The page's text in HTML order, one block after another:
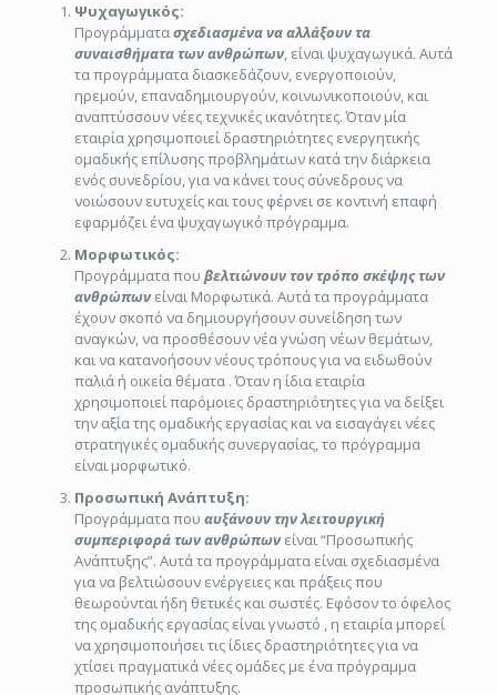
Ψυχαγωγικός:
Προγράμματασχεδιασμένα να αλλάξουν τα
συναισθήματα των ανθρώπων, είναι ψυχαγωγικά. Αυτά
τα προγράμματα διασκεδάζουν, ενεργοποιούν,
ηρεμούν, επαναδημιουργούν, κοινωνικοποιούν, και
αναπτύσσουν νέες τεχνικές ικανότητες. Όταν μία
εταιρία χρησιμοποιεί δραστηριότητες ενεργητικής
ομαδικής επίλυσης προβλημάτων κατά την διάρκεια
ενός συνεδρίου, για να κάνει τους σύνεδρους να
νοιώσουν ευτυχείς και τους φέρνει σε κοντινή επαφή
εφαρμόζει ένα ψυχαγωγικό πρόγραμμα.
Μορφωτικός:
Προγράμματα που βελτιώνουν τον τρόπο σκέψης των
ανθρώπωνείναι Μορφωτικά. Αυτά τα προγράμματα
έχουν σκοπό να δημιουργήσουν συνείδηση των
αναγκών, να προσθέσουν νέα γνώση νέων θεμάτων,
και να κατανοήσουν νέους τρόπους για να ειδωθούν
παλιά ή οικεία θέματα . Όταν η ίδια εταιρία
χρησιμοποιεί παρόμοιες δραστηριότητες για να δείξει
την αξία της ομαδικής εργασίας και να εισαγάγει νέες
στρατηγικές ομαδικής συνεργασίας, το πρόγραμμα
είναι μορφωτικό.
Προσωπική Ανάπτυξη:
Προγράμματα που αυξάνουν την λειτουργική
συμπεριφορά των ανθρώπωνείναι “Προσωπικής
Ανάπτυξης”. Αυτά τα προγράμματα είναι σχεδιασμένα
για να βελτιώσουν ενέργειες και πράξεις που
θεωρούνται ήδη θετικές και σωστές. Εφόσον το όφελος
της ομαδικής εργασίας είναι γνωστό , η εταιρία μπορεί
να χρησιμοποιήσει τις ίδιες δραστηριότητες για να
χτίσει πραγματικά νέες ομάδες με ένα πρόγραμμα
προσωπικής ανάπτυξης.